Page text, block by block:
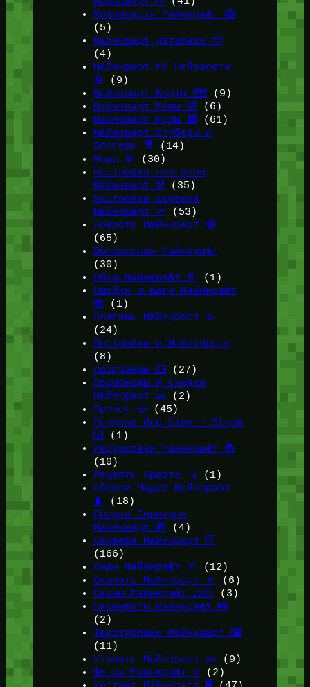
Крипипаста Майнкрафт 😱
(5)
Майнкрафт Датапаки 📦
(4)
Майнкрафт ИИ Нейросети
🤖
(9)
Майнкрафт Карты 🗺️(9)
Майнкрафт Мемы 🤣 (6)
Майнкрафт Моды 🟩 (61)
Майнкрафт Ютуберы и
Блогеры 🎥
(14)
Моды 💫
(30)
Настройка плагинов
Майнкрафт ⚒️(35)
Настройка сервера
Майнкрафт 🔦 (53)
Новости Майнкрафт 🔴
(65)
Обновления Майнкрафт
(30)
Обои Майнкрафт 📔
(1)
Ошибки и Баги Майнкрафт
🐞(1)
Плагины Майнкрафт ♨️
(24)
Постройки в Майнкрафте
(8)
Программы ⌨️(27)
Промокоды и Скидки
Майнкрафт 🎫
(2)
Прочее 🧱 (45)
Раздачи Игр Стим / Steam
🎲 (1)
Ресурспаки Майнкрафт 📚
(10)
Рецепты Крафта 🪚 (1)
Сборки Модов Майнкрафт
🧳
(18)
Сборки Серверов
Майнкрафт 🎁 (4)
Сервера Майнкрафт 🛜
(166)
Сиды Майнкрафт 🌱
(12)
Скачать Майнкрафт 🔽
(6)
Скины Майнкрафт 🤹🏻
(3)
Скриншоты Майнкрафт 📸
(2)
Текстурпаки Майнкрафт 🖼️
(11)
Утилиты Майнкрафт ✂️ (9)
Фишки Майнкрафт ⭐(2)